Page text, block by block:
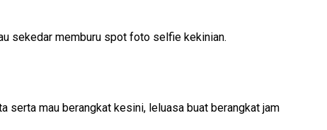
sekedar memburu spot foto selfie kekinian.
serta mau berangkat kesini, leluasa buat berangkat jam